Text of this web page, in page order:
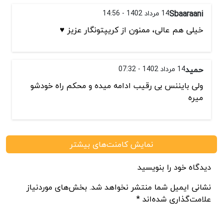
Sbaaraani14 مرداد 1402 - 14:56
خیلی هم عالی، ممنون از کریپتونگار عزیز ♥️
حمید14 مرداد 1402 - 07:32
ولی بایننس بی رقیب ادامه میده و محکم راه خودشو
میره
نمایش کامنت‌های بیشتر
دیدگاه خود را بنویسید
نشانی ایمیل شما منتشر نخواهد شد. بخش‌های موردنیاز
علامت‌گذاری شده‌اند *